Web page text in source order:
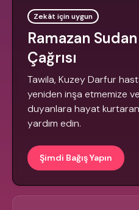
Zekât için uygun
Ramazan
Çağrısı
Tawila, Kuzey Darfur
yeniden inşa etmemize
duyanlara hayat kurtaran
yardım edin.
Şimdi Bağış Yapın